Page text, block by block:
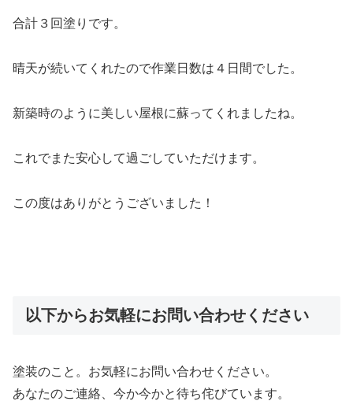
合計３回塗りです。
晴天が続いてくれたので作業日数は４日間でした。
新築時のように美しい屋根に蘇ってくれましたね。
これでまた安心して過ごしていただけます。
この度はありがとうございました！
以下からお気軽にお問い合わせください
塗装のこと。お気軽にお問い合わせください。
あなたのご連絡、今か今かと待ち侘びています。